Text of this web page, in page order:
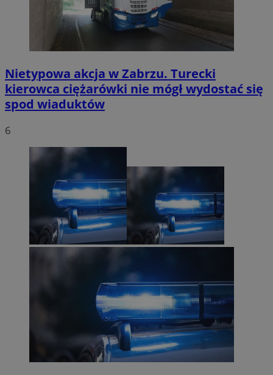
Nietypowa akcja w Zabrzu. Turecki
kierowca ciężarówki nie mógł wydostać się
spod wiaduktów
6